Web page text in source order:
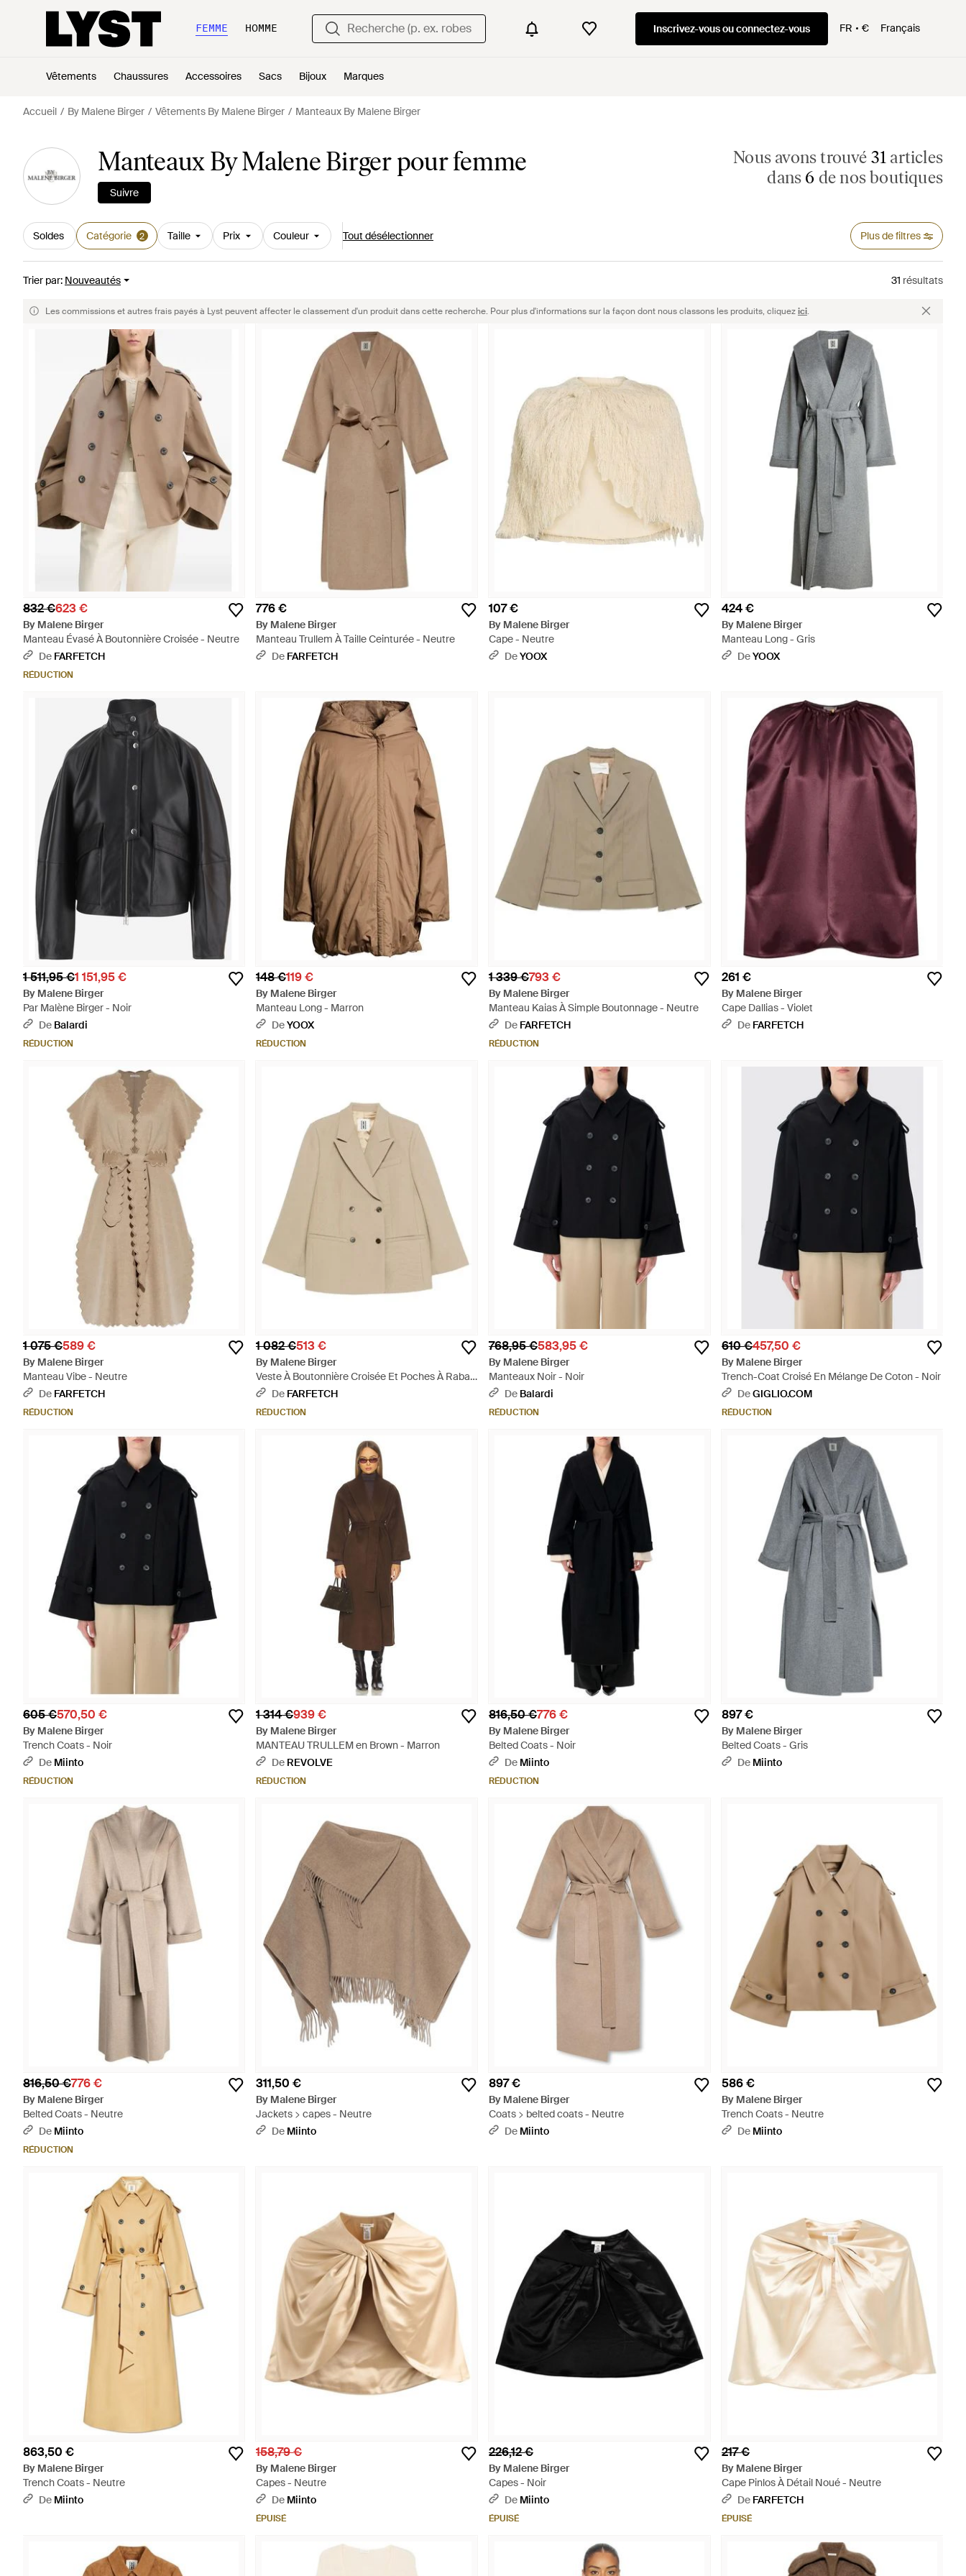
FEMME HOMME Inscrivez-vous ou connectez-vous FR € Français
Vêtements Chaussures Accessoires Sacs Bijoux Marques
Accueil By Malene Birger Vêtements By Malene Birger Manteaux By Malene Birger
Manteaux By Malene Birger pour femme
Suivre
Nous avons trouvé 31 articles
dans 6 de nos boutiques
Soldes Catégorie 2 Taille Prix Couleur Tout désélectionner Plus de filtres
Trier par: Nouveautés 31 résultats
Les commissions et autres frais payés à Lyst peuvent affecter le classement d'un produit dans cette recherche. Pour plus d'informations sur la façon dont nous classons les produits, cliquezici.
832 €623 €
By Malene Birger
Manteau Évasé À Boutonnière Croisée - Neutre
De FARFETCH
RÉDUCTION
776 €
By Malene Birger
Manteau Trullem À Taille Ceinturée - Neutre
De FARFETCH
107 €
By Malene Birger
Cape - Neutre
DeYOOX
424 €
By Malene Birger
Manteau Long - Gris
DeYOOX
1 511,95 €1 151,95 €
By Malene Birger
Par Malène Birger - Noir
De Balardi
RÉDUCTION
148 €119 €
By Malene Birger
Manteau Long - Marron
DeYOOX
RÉDUCTION
1 339 €793 €
By Malene Birger
Manteau Kaias À Simple Boutonnage - Neutre
De FARFETCH
RÉDUCTION
261 €
By Malene Birger
Cape Dallias - Violet
De FARFETCH
1 075 €589 €
By Malene Birger
Manteau Vibe - Neutre
De FARFETCH
RÉDUCTION
1 082 €513 €
By Malene Birger
Veste À Boutonnière Croisée Et Poches À Rabat
- Neutre
De FARFETCH
RÉDUCTION
768,95 €583,95 €
By Malene Birger
Manteaux Noir - Noir
De Balardi
RÉDUCTION
610 €457,50 €
By Malene Birger
Trench-Coat Croisé En Mélange De Coton - Noir
DeGIGLIO.COM
RÉDUCTION
605 €570,50 €
By Malene Birger
Trench Coats - Noir
De Miinto
RÉDUCTION
1 314 €939 €
By Malene Birger
MANTEAU TRULLEM en Brown - Marron
De REVOLVE
RÉDUCTION
816,50 €776 €
By Malene Birger
Belted Coats - Noir
De Miinto
RÉDUCTION
897 €
By Malene Birger
Belted Coats - Gris
De Miinto
816,50 €776 €
By Malene Birger
Belted Coats - Neutre
De Miinto
RÉDUCTION
311,50 €
By Malene Birger
Jackets > capes - Neutre
De Miinto
897 €
By Malene Birger
Coats > belted coats - Neutre
De Miinto
586 €
By Malene Birger
Trench Coats - Neutre
De Miinto
863,50 €
By Malene Birger
Trench Coats - Neutre
De Miinto
158,79 €
By Malene Birger
Capes - Neutre
De Miinto
ÉPUISÉ
226,12 €
By Malene Birger
Capes - Noir
De Miinto
ÉPUISÉ
217 €
By Malene Birger
Cape Pinlos À Détail Noué - Neutre
De FARFETCH
ÉPUISÉ